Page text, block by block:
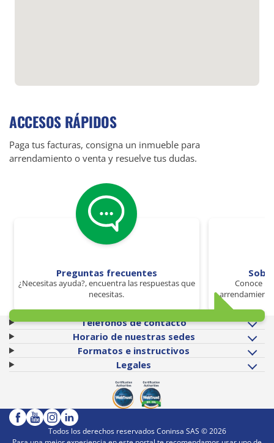
ACCESOS RÁPIDOS
Paga tus facturas, consigna un inmueble para
arrendamiento o venta y resuelve tus dudas.
Preguntas frecuentes
¿Necesitas ayuda?, encuentra las respuestas que
necesitas.
Conoce
Teléfonos de contacto
Horario de nuestras sedes
Formatos e instructivos
Legales
Todos los derechos reservados Coninsa SAS ©2026